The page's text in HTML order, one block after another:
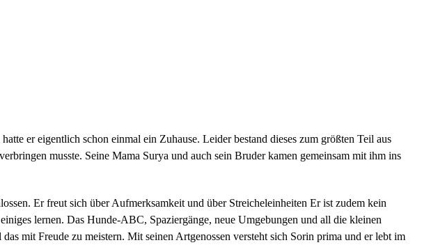
er eigentlich schon einmal ein Zuhause. Leider bestand dieses zum größten Teil aus
musste. Seine Mama Surya und auch sein Bruder kamen gemeinsam mit ihm ins
Er freut sich über Aufmerksamkeit und über Streicheleinheiten Er ist zudem kein
lernen. Das Hunde-ABC, Spaziergänge, neue Umgebungen und all die kleinen
mit Freude zu meistern. Mit seinen Artgenossen versteht sich Sorin prima und er lebt im